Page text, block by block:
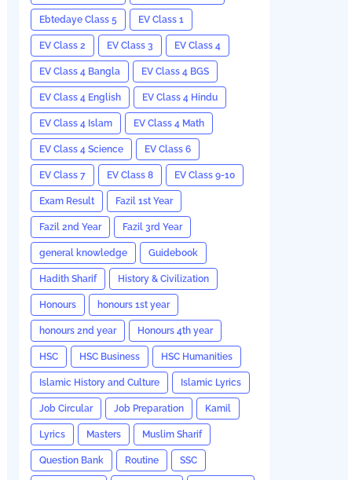
Ebtedaye Class 5 EV Class 1
EV Class 2 EV Class 3 EV Class 4
EV Class 4 Bangla EV Class 4 BGS
EV Class 4 English EV Class 4 Hindu
EV Class 4 Islam EV Class 4 Math
EV Class 4 Science EV Class 6
EV Class 7 EV Class 8 EV Class 9-10
Exam Result Fazil 1st Year
Fazil 2nd Year Fazil 3rd Year
general knowledge Guidebook
Hadith Sharif History & Civilization
Honours honours 1st year
honours 2nd year Honours 4th year
HSC HSC Business HSC Humanities
Islamic History and Culture Islamic Lyrics
Job Circular Job Preparation Kamil
Lyrics Masters Muslim Sharif
Question Bank Routine SSC